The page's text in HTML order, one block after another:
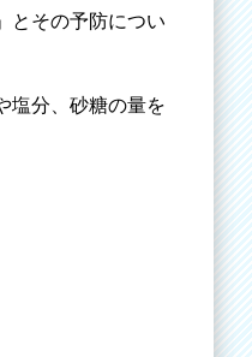
とその予防につい
塩分、砂糖の量を